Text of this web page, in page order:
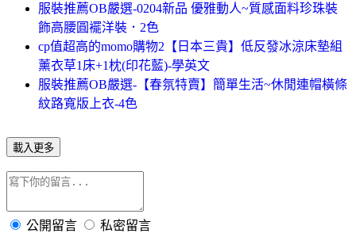
服裝推薦OB嚴選-0204新品 優雅動人~質感面料珍珠裝
飾高腰圓襬洋裝．2色
cp值超高的momo購物2【日本三貴】低反發冰涼床墊組
薰衣草1床+1枕(印花藍)-學英文
服裝推薦OB嚴選-【春氛特賣】簡單生活~休閒連帽橫條
紋路寬版上衣-4色
載入更多
公開留言 私密留言